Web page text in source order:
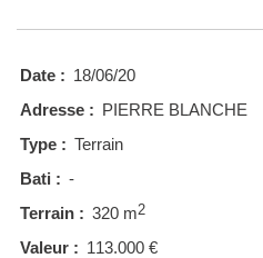
Date : 18/06/20
Adresse : PIERRE BLANCHE
Type : Terrain
Bati : -
Terrain : 320 m2
Valeur : 113.000 €